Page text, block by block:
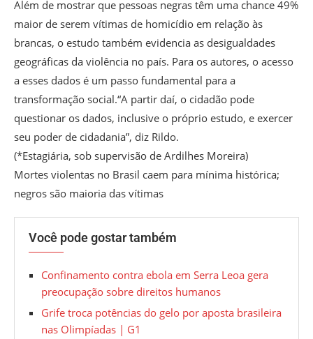
Além de mostrar que pessoas negras têm uma chance 49%
maior de serem vítimas de homicídio em relação às
brancas, o estudo também evidencia as desigualdades
geográficas da violência no país. Para os autores, o acesso
a esses dados é um passo fundamental para a
transformação social.“A partir daí, o cidadão pode
questionar os dados, inclusive o próprio estudo, e exercer
seu poder de cidadania”, diz Rildo.
(*Estagiária, sob supervisão de Ardilhes Moreira)
Mortes violentas no Brasil caem para mínima histórica;
negros são maioria das vítimas
Você pode gostar também
Confinamento contra ebola em Serra Leoa gera
preocupação sobre direitos humanos
Grife troca potências do gelo por aposta brasileira
nas Olimpíadas | G1